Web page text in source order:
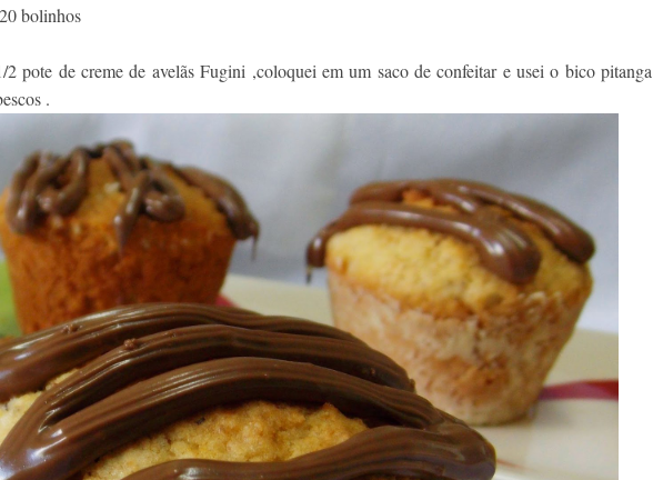
bolinhos
2 pote de creme de avelãs Fugini ,coloquei em um saco de confeitar e usei o bico pitanga
.